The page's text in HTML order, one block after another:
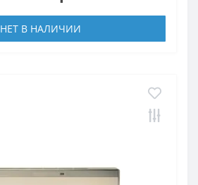
НЕТ В НАЛИЧИИ